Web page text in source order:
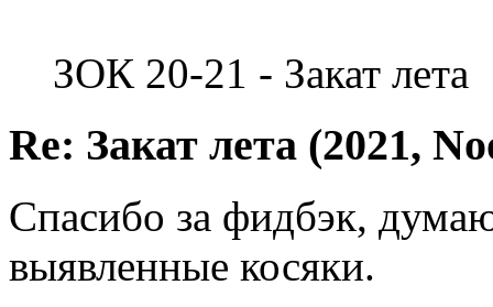
ЗОК 20-21 - Закат лета
Re: Закат лета (2021,
Спасибо за фидбэк,
выявленные косяки.